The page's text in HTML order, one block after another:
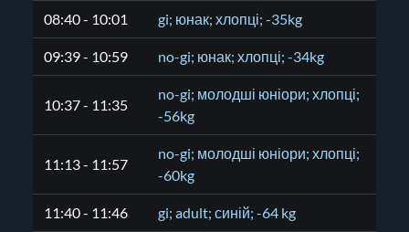
08:40 - 10:01 gi; юнак; хлопці; -35kg
09:39 - 10:59 no-gi; юнак; хлопці; -34kg
10:37 - 11:35
no-gi; молодші юніори; хлопці;
-56kg
11:13 - 11:57
no-gi; молодші юніори; хлопці;
-60kg
11:40 - 11:46 gi; adult; синій; -64 kg